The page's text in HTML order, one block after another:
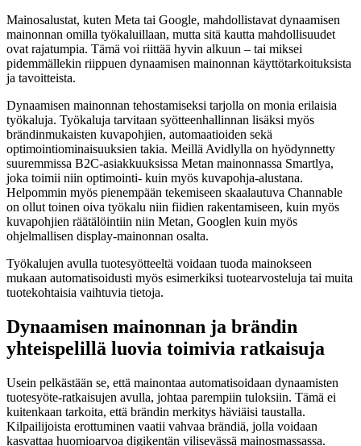
Mainosalustat, kuten Meta tai Google, mahdollistavat dynaamisen
mainonnan omilla työkaluillaan, mutta sitä kautta mahdollisuudet
ovat rajatumpia. Tämä voi riittää hyvin alkuun – tai miksei
pidemmällekin riippuen dynaamisen mainonnan käyttötarkoituksista
ja tavoitteista.
Dynaamisen mainonnan tehostamiseksi tarjolla on monia erilaisia
työkaluja. Työkaluja tarvitaan syötteenhallinnan lisäksi myös
brändinmukaisten kuvapohjien, automaatioiden sekä
optimointiominaisuuksien takia. Meillä Avidlylla on hyödynnetty
suuremmissa B2C-asiakkuuksissa Metan mainonnassa Smartlya,
joka toimii niin optimointi- kuin myös kuvapohja-alustana.
Helpommin myös pienempään tekemiseen skaalautuva Channable
on ollut toinen oiva työkalu niin fiidien rakentamiseen, kuin myös
kuvapohjien räätälöintiin niin Metan, Googlen kuin myös
ohjelmallisen display-mainonnan osalta.
Työkalujen avulla tuotesyötteeltä voidaan tuoda mainokseen
mukaan automatisoidusti myös esimerkiksi tuotearvosteluja tai muita
tuotekohtaisia vaihtuvia tietoja.
Dynaamisen mainonnan ja brändin
yhteispelillä luovia toimivia ratkaisuja
Usein pelkästään se, että mainontaa automatisoidaan dynaamisten
tuotesyöte-ratkaisujen avulla, johtaa parempiin tuloksiin. Tämä ei
kuitenkaan tarkoita, että brändin merkitys häviäisi taustalla.
Kilpailijoista erottuminen vaatii vahvaa brändiä, jolla voidaan
kasvattaa huomioarvoa digikentän vilisevässä mainosmassassa.